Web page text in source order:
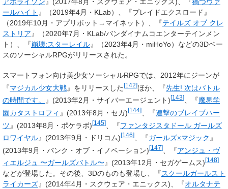
ールハイト 』（2019年4月・KLab）、『ブレイドエクスロード』
（2019年10月・アプリボット→マイネット）、『テイルズ オブ クレ
ストリア 』（2020年7月・KLab/バンダイナムコエンターテインメン
ト）、『崩壊:スターレイル』（2023年4月・miHoYo）などの3Dベー
スのソーシャルRPGがリリースされた。
スマートフォン向け美少女ソーシャルRPGでは、2012年にジーンが
『マジカル少女大戦』をリリースした[142]ほか、『先生! 次はバトル
の時間です。
』(2013年2月・サイバーエージェント)[143] 、『魔界学
園カタストロフィ 』(2013年8月・セガ)[144] 、『連撃のブレイブハー
ツ 』(2013年8月・ポケラボ)[145] 、『ファンタジスタドール ガールズ
ロワイヤル』(2013年9月・ドリコム)[146] 、『ガールズ×マジック 』
(2013年9月・バンク・オブ・イノベーション)[147] 、『アンジュ・ヴ
ィエルジュ 〜ガールズバトル〜 』(2013年12月・セガゲームス)[148]
などが登場した。その後、3Dのものも登場し、『スクールガールスト
ライカーズ』(2014年4月・スクウェア・エニックス)、『オルタナテ